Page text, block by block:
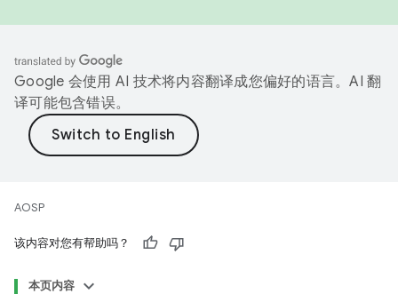
Google 会使用 AI 技术将内容翻译成您偏好的语言。AI 翻
译可能包含错误。
AOSP
该内容对您有帮助吗？
本页内容